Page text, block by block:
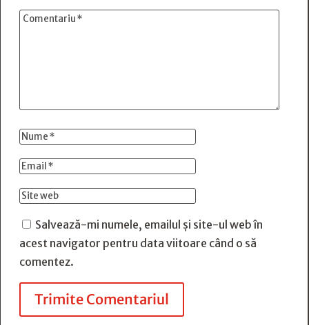
Salvează-mi numele, emailul și site-ul web în
acest navigator pentru data viitoare când o să
comentez.
Trimite Comentariul